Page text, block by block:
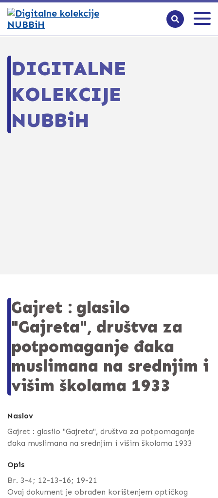
DIGITALNE
KOLEKCIJE
NUBBiH
Gajret : glasilo
"Gajreta", društva za
potpomaganje đaka
muslimana na srednjim i
višim školama 1933
Naslov
Gajret : glasilo "Gajreta", društva za potpomaganje
đaka muslimana na srednjim i višim školama 1933
Opis
Br. 3-4; 12-13-16; 19-21
Ovaj dokument je obrađen korištenjem optičkog